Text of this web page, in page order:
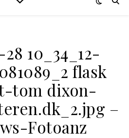
10_34_12-
flask
tom dixon-
–
Fotoanz